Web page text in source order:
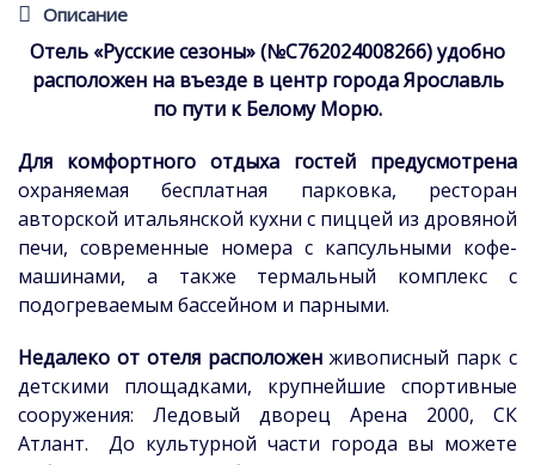
Описание
Отель «Русские сезоны» (№С762024008266) удобно
расположен на въезде в центр города Ярославль
по пути к Белому Морю.
Для комфортного отдыха гостей предусмотрена
охраняемая бесплатная парковка, ресторан
авторской итальянской кухни с пиццей из дровяной
печи, современные номера с капсульными кофе-
машинами, а также термальный комплекс с
подогреваемым бассейном и парными.
Недалеко от отеля расположенживописный парк с
детскими площадками, крупнейшие спортивные
сооружения: Ледовый дворец Арена 2000, СК
Атлант. До культурной части города вы можете